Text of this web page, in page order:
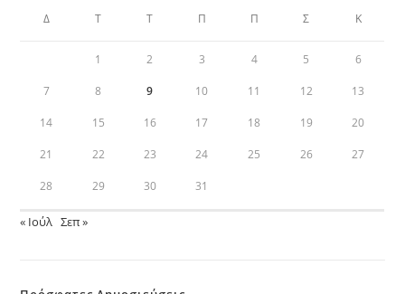
Δ Τ Τ Π Π Σ Κ
1 2 3 4 5 6
7 8 9 10 11 12 13
14 15 16 17 18 19 20
21 22 23 24 25 26 27
28 29 30 31
« Ιούλ Σεπ »